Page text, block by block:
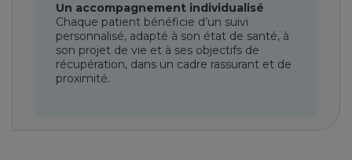
Un accompagnement individualisé
Chaque patient bénéficie d’un suivi
personnalisé, adapté à son état de santé, à
son projet de vie et à ses objectifs de
récupération, dans un cadre rassurant et de
proximité.